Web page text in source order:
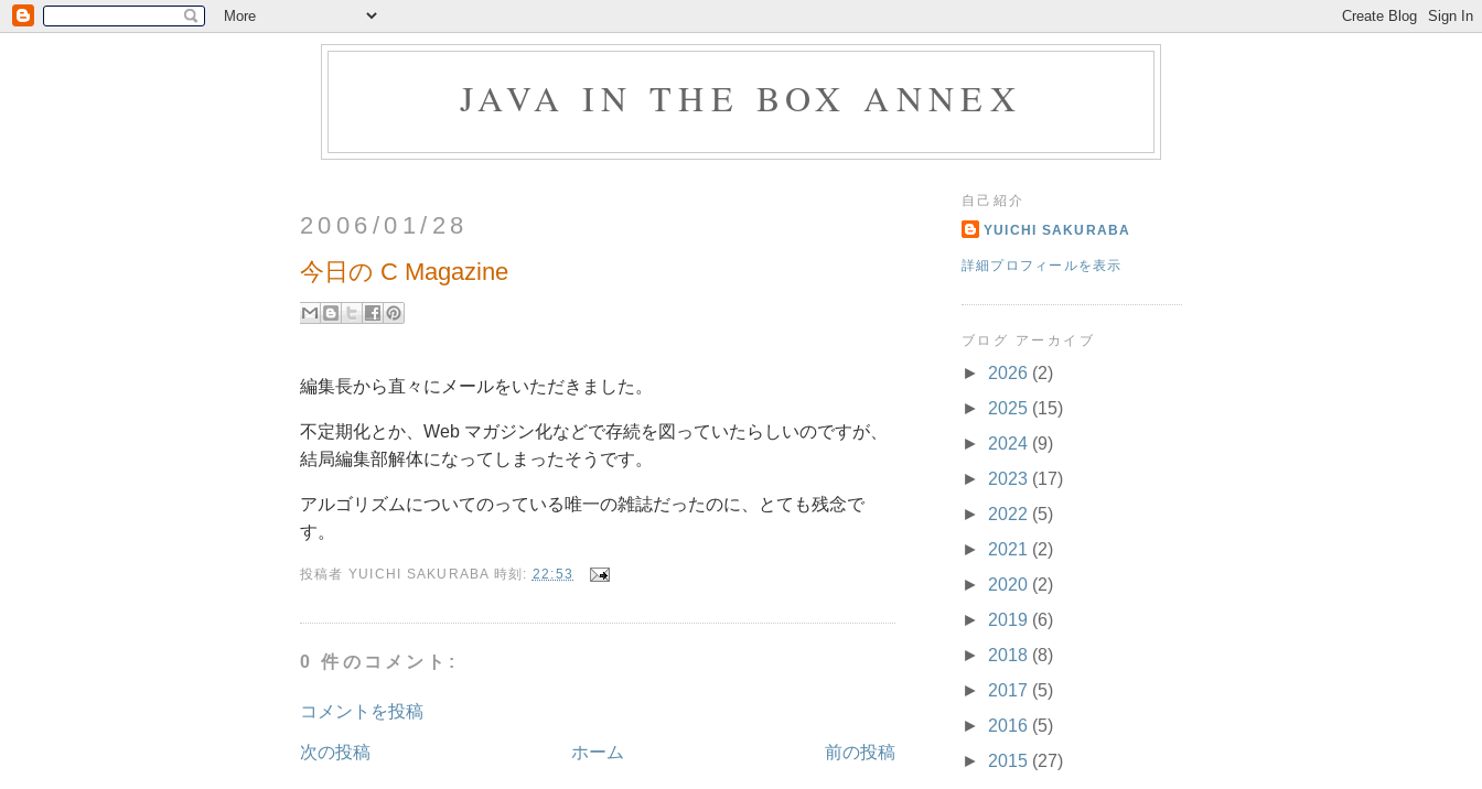
JAVA IN THE BOX ANNEX
2006/01/28
今日の C Magazine
編集長から直々にメールをいただきました。
不定期化とか、Web マガジン化などで存続を図っていたらしいのですが、
結局編集部解体になってしまったそうです。
アルゴリズムについてのっている唯一の雑誌だったのに、とても残念で
す。
投稿者 YUICHI SAKURABA 時刻: 22:53
0 件のコメント:
コメントを投稿
次の投稿 前の投稿
ホーム
自己紹介
YUICHI SAKURABA
詳細プロフィールを表示
ブログ アーカイブ
► 2026 (2)
► 2025 (15)
► 2024 (9)
► 2023 (17)
► 2022 (5)
► 2021 (2)
► 2020 (2)
► 2019 (6)
► 2018 (8)
► 2017 (5)
► 2016 (5)
► 2015 (27)